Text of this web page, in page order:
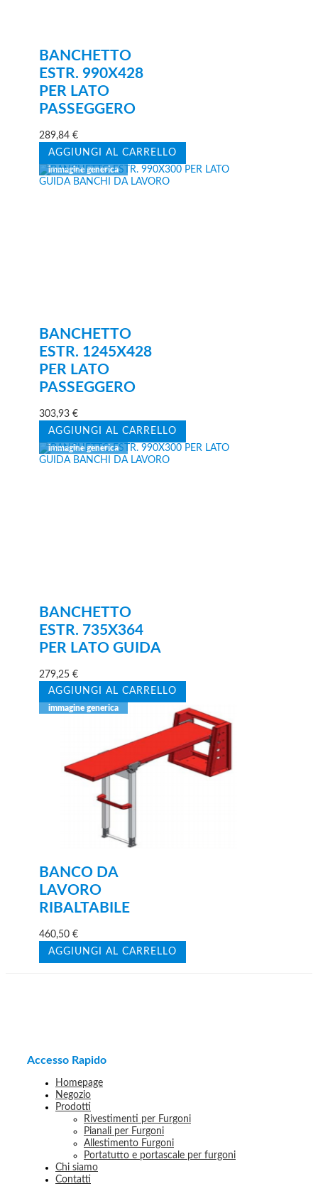
BANCHETTO
ESTR. 990X428
PER LATO
PASSEGGERO
289,84€
AGGIUNGI AL CARRELLO
BANCHETTO
ESTR. 1245X428
PER LATO
PASSEGGERO
303,93€
AGGIUNGI AL CARRELLO
BANCHETTO
ESTR. 735X364
PER LATO GUIDA
279,25€
AGGIUNGI AL CARRELLO
BANCO DA
LAVORO
RIBALTABILE
460,50€
AGGIUNGI AL CARRELLO
Accesso Rapido
Homepage
Negozio
Prodotti
Rivestimenti per Furgoni
Pianali per Furgoni
Allestimento Furgoni
Portatutto e portascale per furgoni
Chi siamo
Contatti